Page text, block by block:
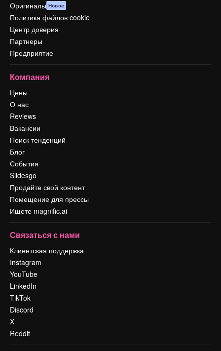
Оригиналы Новое
Политика файлов cookie
Центр доверия
Партнеры
Предприятие
Компания
Цены
О нас
Reviews
Вакансии
Поиск тенденций
Блог
События
Slidesgo
Продайте свой контент
Помещение для прессы
Ищете magnific.ai
Связаться с нами
Клиентская поддержка
Instagram
YouTube
LinkedIn
TikTok
Discord
X
Reddit